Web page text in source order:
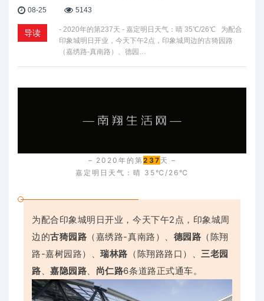
08-25 5143
导读
- 2020年的第237天 - 嘉定明日天气：晴 35℃/26℃ 为配合
印象城明日开业，今天下午2点，印象城周边的古猗园路
（嘉绣路-真南路）、德园…
– 2020年的第237 天 –
嘉定明日天气：晴 35℃/26℃
为配合印象城明日开业，今天下午2点，印象城周
边的古猗园路 （嘉绣路-真南路）、 德园路 （陈翔
路-嘉树园路）、瑞林路 （陈翔路路口）、三老园
路、嘉隐园路、 尚仁路6条道路正式通车。